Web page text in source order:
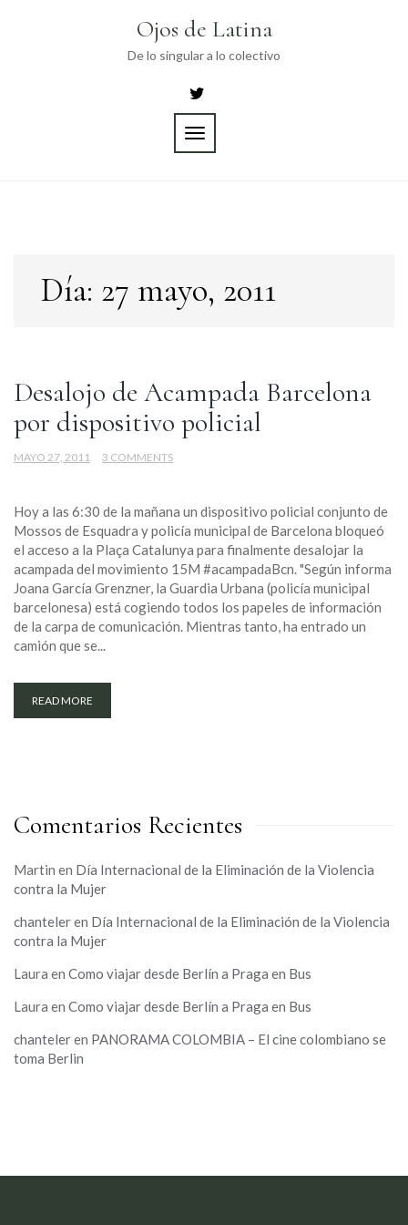
Ojos de Latina
De lo singular a lo colectivo
TOGGLE
NAVIGATION
Día: 27 mayo, 2011
Desalojo de Acampada Barcelona
por dispositivo policial
MAYO 27, 2011 3 COMMENTS
Hoy a las 6:30 de la mañana un dispositivo policial conjunto de
Mossos de Esquadra y policía municipal de Barcelona bloqueó
el acceso a la Plaça Catalunya para finalmente desalojar la
acampada del movimiento 15M #acampadaBcn. "Según informa
Joana García Grenzner, la Guardia Urbana (policía municipal
barcelonesa) está cogiendo todos los papeles de información
de la carpa de comunicación. Mientras tanto, ha entrado un
camión que se...
READ MORE
Comentarios Recientes
Martin en Día Internacional de la Eliminación de la Violencia
contra la Mujer
chanteleren Día Internacional de la Eliminación de la Violencia
contra la Mujer
Laura en Como viajar desde Berlín a Praga en Bus
Laura en Como viajar desde Berlín a Praga en Bus
chanteleren PANORAMA COLOMBIA – El cine colombiano se
toma Berlin